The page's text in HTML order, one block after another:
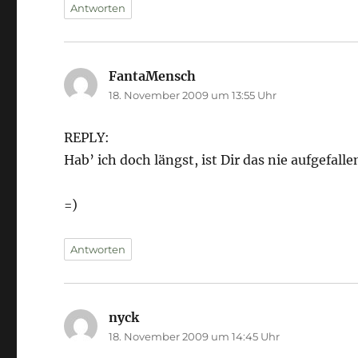
Antworten
FantaMensch
18. November 2009 um 13:55 Uhr
REPLY:
Hab’ ich doch längst, ist Dir das nie
=)
Antworten
nyck
18. November 2009 um 14:45 Uhr